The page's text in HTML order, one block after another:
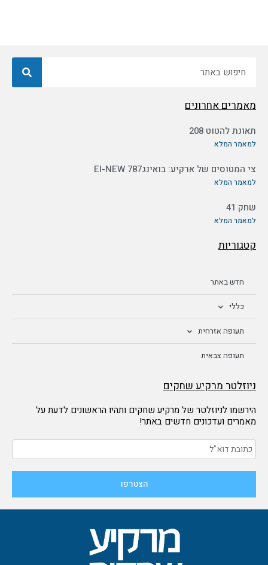
מאמרים אחרונים
תאונת להטוט 208
למאמר המלא
צי המטוסים של ארקיע: בואינג787 EI-NEW
למאמר המלא
שחק 41
למאמר המלא
קטגוריות
חדש באתר
כללי
תעופה אזרחית
תעופה צבאית
ניוזלטר מרקיע שחקים
הירשמו לניוזלטר של מרקיע שחקים ותהיו הראשונים לדעת על
מאמרים ועדכונים חדשים באתר!